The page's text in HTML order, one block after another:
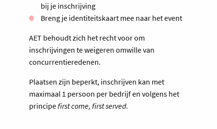
bij je inschrijving
Breng je identiteitskaart mee naar het event
AET behoudt zich het recht voor om
inschrijvingen te weigeren omwille van
concurrentieredenen.
Plaatsen zijn beperkt, inschrijven kan met
maximaal 1 persoon per bedrijf en volgens het
principefirst come, first served.